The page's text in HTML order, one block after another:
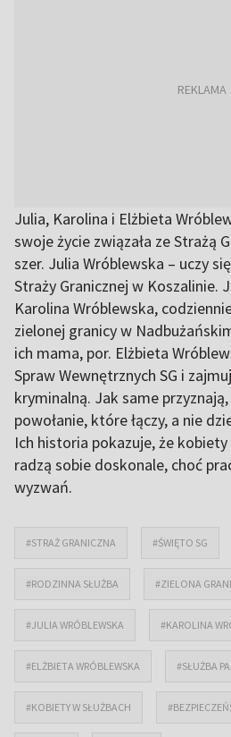
Julia, Karolina i Elżbieta
swoje życie związała ze Strażą
szer. Julia Wróblewska – uczy
Straży Granicznej w Koszalinie.
Karolina Wróblewska,
zielonej granicy w
ich mama, por. Elżbieta
Spraw Wewnętrznych SG i
kryminalną. Jak same
powołanie, które łączy, a nie
Ich historia pokazuje, że
radzą sobie doskonale, choć
wyzwań.
#STRAŻ GRANICZNA #ŚWIĘTO SG
#RODZINNA SŁUŻBA #ZIELONA
#JULIA WRÓBLEWSKA #KAROLINA
#ELŻBIETA WRÓBLEWSKA #SŁUŻBA
#KOBIETY W SŁUŻBACH